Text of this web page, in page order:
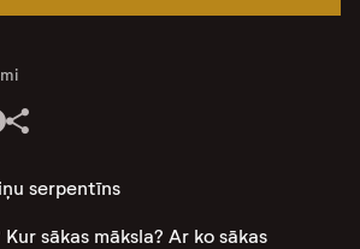
serpentīns
Kur sākas māksla? Ar ko sākas